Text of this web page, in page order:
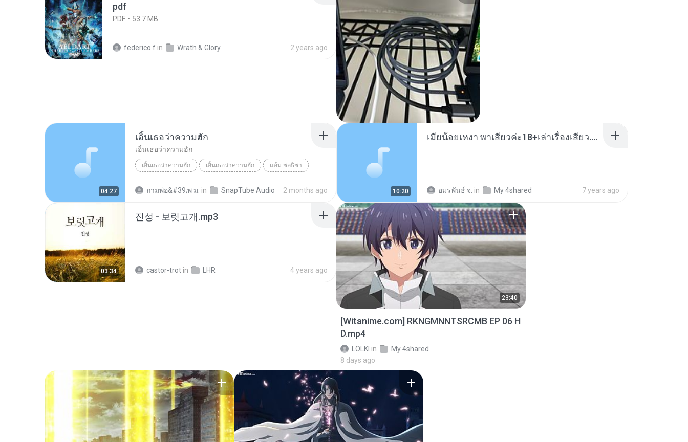
pdf
PDF 53.7 MB
federico f in Wrath & Glory 2 years ago
04:27
เอิ้นเธอว่าความฮัก
เอิ้นเธอว่าความฮัก
เอิ้นเธอว่าความฮัก เอิ้นเธอว่าความฮัก แอ้ม ชลธิชา
ถามพ่อ&#39;พ ม. in SnapTube Audio 2 months ago 10:20
เมียน้อยเหงา พาเสียวค่ะ18+เล่าเรื่องเสียว.mp3
อมรพันธ์ จ. in My 4shared 7 years ago
03:34
진성 - 보릿고개.mp3
castor-trot in LHR 4 years ago
23:40
[Witanime.com] RKNGMNNTSRCMB EP 06 H
D.mp4
LOLKI in
My 4shared
8 days ago